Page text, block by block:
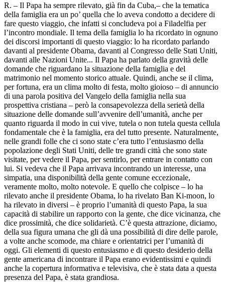
R. – Il Papa ha sempre rilevato, già fin da Cuba,– che la tematica
della famiglia era un po’ quella che lo aveva condotto a decidere di
fare questo viaggio, che infatti si concludeva poi a Filadelfia per
l’incontro mondiale. Il tema della famiglia lo ha ricordato in ognuno
dei discorsi importanti di questo viaggio: lo ha ricordato parlando
davanti al presidente Obama, davanti al Congresso delle Stati Uniti,
davanti alle Nazioni Unite... Il Papa ha parlato della gravità delle
domande che riguardano la situazione della famiglia e del
matrimonio nel momento storico attuale. Quindi, anche se il clima,
per fortuna, era un clima molto di festa, molto gioioso – di annuncio
di una parola positiva del Vangelo della famiglia nella sua
prospettiva cristiana – però la consapevolezza della serietà della
situazione delle domande sull’avvenire dell’umanità, anche per
quanto riguarda il modo in cui vive, tutela o non tutela questa cellula
fondamentale che è la famiglia, era del tutto presente. Naturalmente,
nelle grandi folle che ci sono state c’era tutto l’entusiasmo della
popolazione degli Stati Uniti, delle tre grandi città che sono state
visitate, per vedere il Papa, per sentirlo, per entrare in contatto con
lui. Si vedeva che il Papa arrivava incontrando un interesse, una
simpatia, una disponibilità della gente comune eccezionale,
veramente molto, molto notevole. E quello che colpisce – lo ha
rilevato anche il presidente Obama, lo ha rivelato Ban Ki-moon, lo
ha rilevato in diversi – è proprio l’umanità di questo Papa, la sua
capacità di stabilire un rapporto con la gente, che dice vicinanza, che
dice prossimità, che dice solidarietà. C’è questa attrazione, diciamo,
della sua figura umana che gli dà una possibilità di dire delle parole,
a volte anche scomode, ma chiare e orientatrici per l’umanità di
oggi. Gli elementi di questo entusiasmo e di questo desiderio della
gente americana di incontrare il Papa erano evidentissimi e quindi
anche la copertura informativa e televisiva, che è stata data a questa
presenza del Papa, è stata grandiosa.